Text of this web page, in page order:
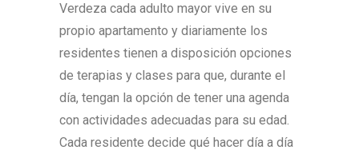
Verdeza cada adulto mayor vive en su
propio apartamento y diariamente los
residentes tienen a disposición opciones
de terapias y clases para que, durante el
día, tengan la opción de tener una agenda
con actividades adecuadas para su edad.
Cada residente decide qué hacer día a día